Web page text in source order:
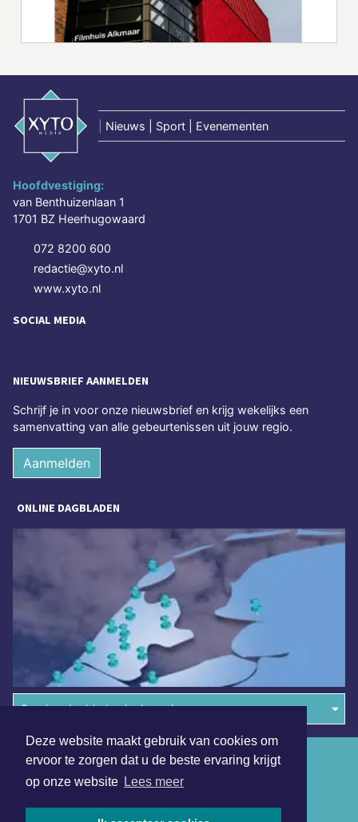
Deze website maakt gebruik van cookies om
ervoor te zorgen dat u de beste ervaring krijgt
op onze website Lees meer
Nieuws | Sport | Evenementen
Hoofdvestiging:
van Benthuizenlaan 1
1701 BZ Heerhugowaard
072 8200 600
redactie@xyto.nl
www.xyto.nl
SOCIAL MEDIA
NIEUWSBRIEF AANMELDEN
Schrijf je in voor onze nieuwsbrief en krijg wekelijks een
samenvatting van alle gebeurtenissen uit jouw regio.
Aanmelden
ONLINE DAGBLADEN
Overige dagbladen in de regio
Algemene voorwaarden
Disclaimer